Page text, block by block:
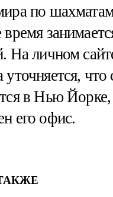
по
время
На личном
что
в Нью Йорке,
его офис.